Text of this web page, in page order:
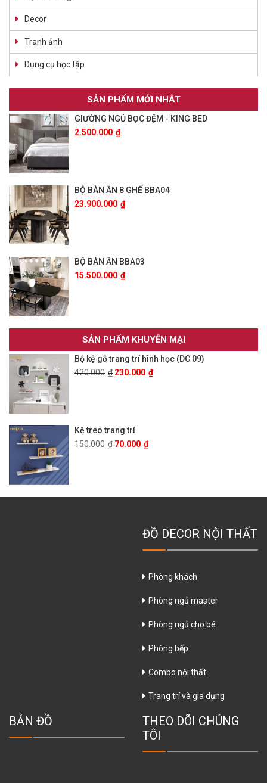
Decor
Tranh ảnh
Dụng cụ học tập
SẢN PHẨM MỚI NHÂT
GIƯỜNG NGỦ BỌC ĐỆM - KING BED
2.500.000 ₫
BỘ BÀN ĂN 8 GHẾ BBA04
23.900.000 ₫
BỘ BÀN ĂN BBA03
15.500.000 ₫
SẢN PHẨM KHUYỄN MẠI
Bộ kệ gỗ trang trí hình học (DC 09)
420.000 ₫ 230.000 ₫
Kệ treo trang trí
150.000 ₫ 70.000 ₫
ĐỒ DECOR NỘI THẤT
Phòng khách
Phòng ngủ master
Phòng ngủ cho bé
Phòng bếp
Combo nội thất
Trang trí và gia dụng
BẢN ĐỒ
THEO DÕI CHÚNG
TÔI